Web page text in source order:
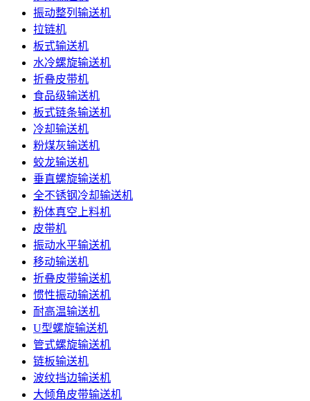
振动整列输送机
拉链机
板式输送机
水冷螺旋输送机
折叠皮带机
食品级输送机
板式链条输送机
冷却输送机
粉煤灰输送机
蛟龙输送机
垂直螺旋输送机
全不锈钢冷却输送机
粉体真空上料机
皮带机
振动水平输送机
移动输送机
折叠皮带输送机
惯性振动输送机
耐高温输送机
U型螺旋输送机
管式螺旋输送机
链板输送机
波纹挡边输送机
大倾角皮带输送机